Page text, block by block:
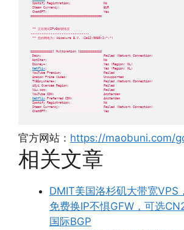
Spotify Registration:                  No
Steam Currency:                        EUR
ChatGPT:                               Yes
=======================================
** 正在测试IPv6解锁情况
--------------------------------
** 您的网络为: Hizakura B.V. (2a12:9080:2:*:*)
============[ Multination ]============
Dazn:                                  Failed (Network Connection)
HotStar:                               No
Disney+:                               Yes (Region: NL)
Netflix:                               Yes (Region: NL)
YouTube Premium:                       Failed
Amazon Prime Video:                    Unsupported
TVBAnywhere+:                          Failed (Network Connection)
iQyi Oversea Region:                   Failed
Viu.com:                               Failed
YouTube CDN:                           Amsterdam
Netflix Preferred CDN:                 Amsterdam
Spotify Registration:                  No
Steam Currency:                        Failed (Network Connection)
ChatGPT:                               Yes
官方网站： https://maobuni.com/
相关文章
DMIT美国洛杉矶大带宽VPS
免费换IP不惧GFW，可选
国际BGP